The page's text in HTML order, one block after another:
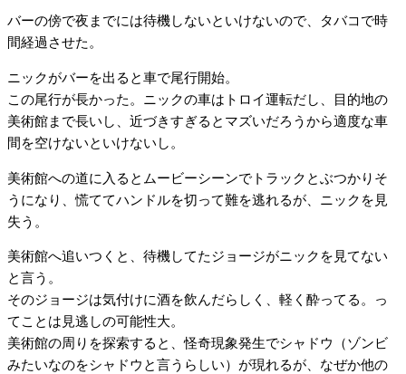
バーの傍で夜までには待機しないといけないので、タバコで時
間経過させた。
ニックがバーを出ると車で尾行開始。
この尾行が長かった。ニックの車はトロイ運転だし、目的地の
美術館まで長いし、近づきすぎるとマズいだろうから適度な車
間を空けないといけないし。
美術館への道に入るとムービーシーンでトラックとぶつかりそ
うになり、慌ててハンドルを切って難を逃れるが、ニックを見
失う。
美術館へ追いつくと、待機してたジョージがニックを見てない
と言う。
そのジョージは気付けに酒を飲んだらしく、軽く酔ってる。っ
てことは見逃しの可能性大。
美術館の周りを探索すると、怪奇現象発生でシャドウ（ゾンビ
みたいなのをシャドウと言うらしい）が現れるが、なぜか他の